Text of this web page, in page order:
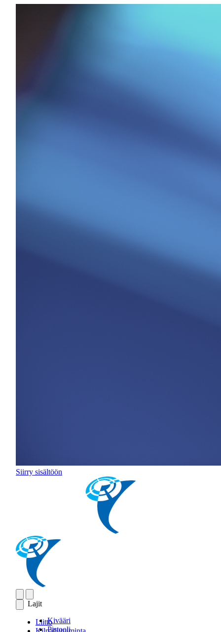
Siirry sisältöön
Lajit
Kivääri
Pistooli
Liitto